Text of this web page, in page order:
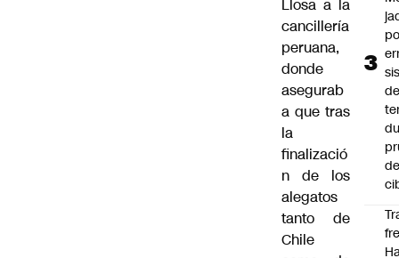
Llosa a la
cancillería
peruana,
donde
asegurab
a que tras
la
finalizació
n de los
alegatos
tanto de
Chile
de
de